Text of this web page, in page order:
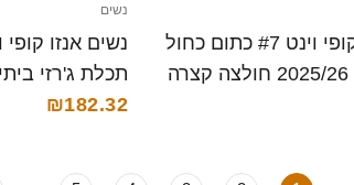
נשים אנזו קופי וינט #7 כתום כחול
נשים
קצרה
₪182.32